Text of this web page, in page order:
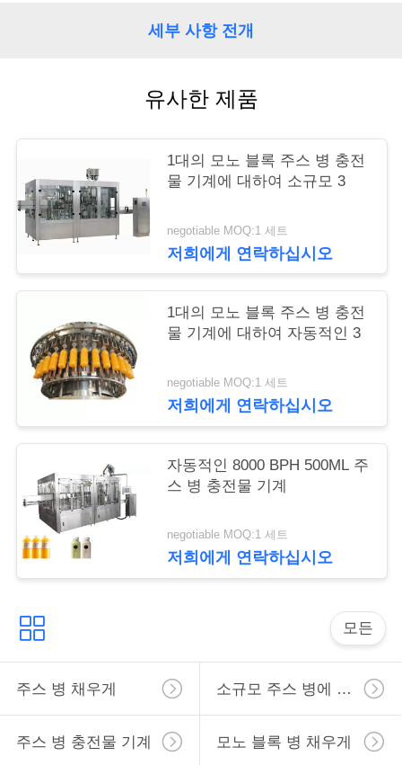
게
연
락
십
따
옴
표
요
하
십
시
오
세부 사항 전개
유사한 제품
1대의 모노 블록 주스 병 충전
물 기계에 대하여 소규모 3
negotiable MOQ:1 세트
저희에게 연락하십시오
1대의 모노 블록 주스 병 충전
물 기계에 대하여 자동적인 3
negotiable MOQ:1 세트
저희에게 연락하십시오
자동적인 8000 BPH 500ML 주
스 병 충전물 기계
negotiable MOQ:1 세트
저희에게 연락하십시오
모든
주스 병 채우게 소규모 주스 병에 넣는 장비
주스 병 충전물 기계 모노 블록 병 채우게